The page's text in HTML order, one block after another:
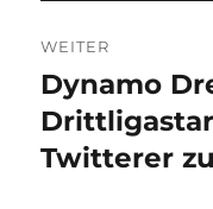
WEITER
Nächster
Beitrag:
Dynamo
Twitterer